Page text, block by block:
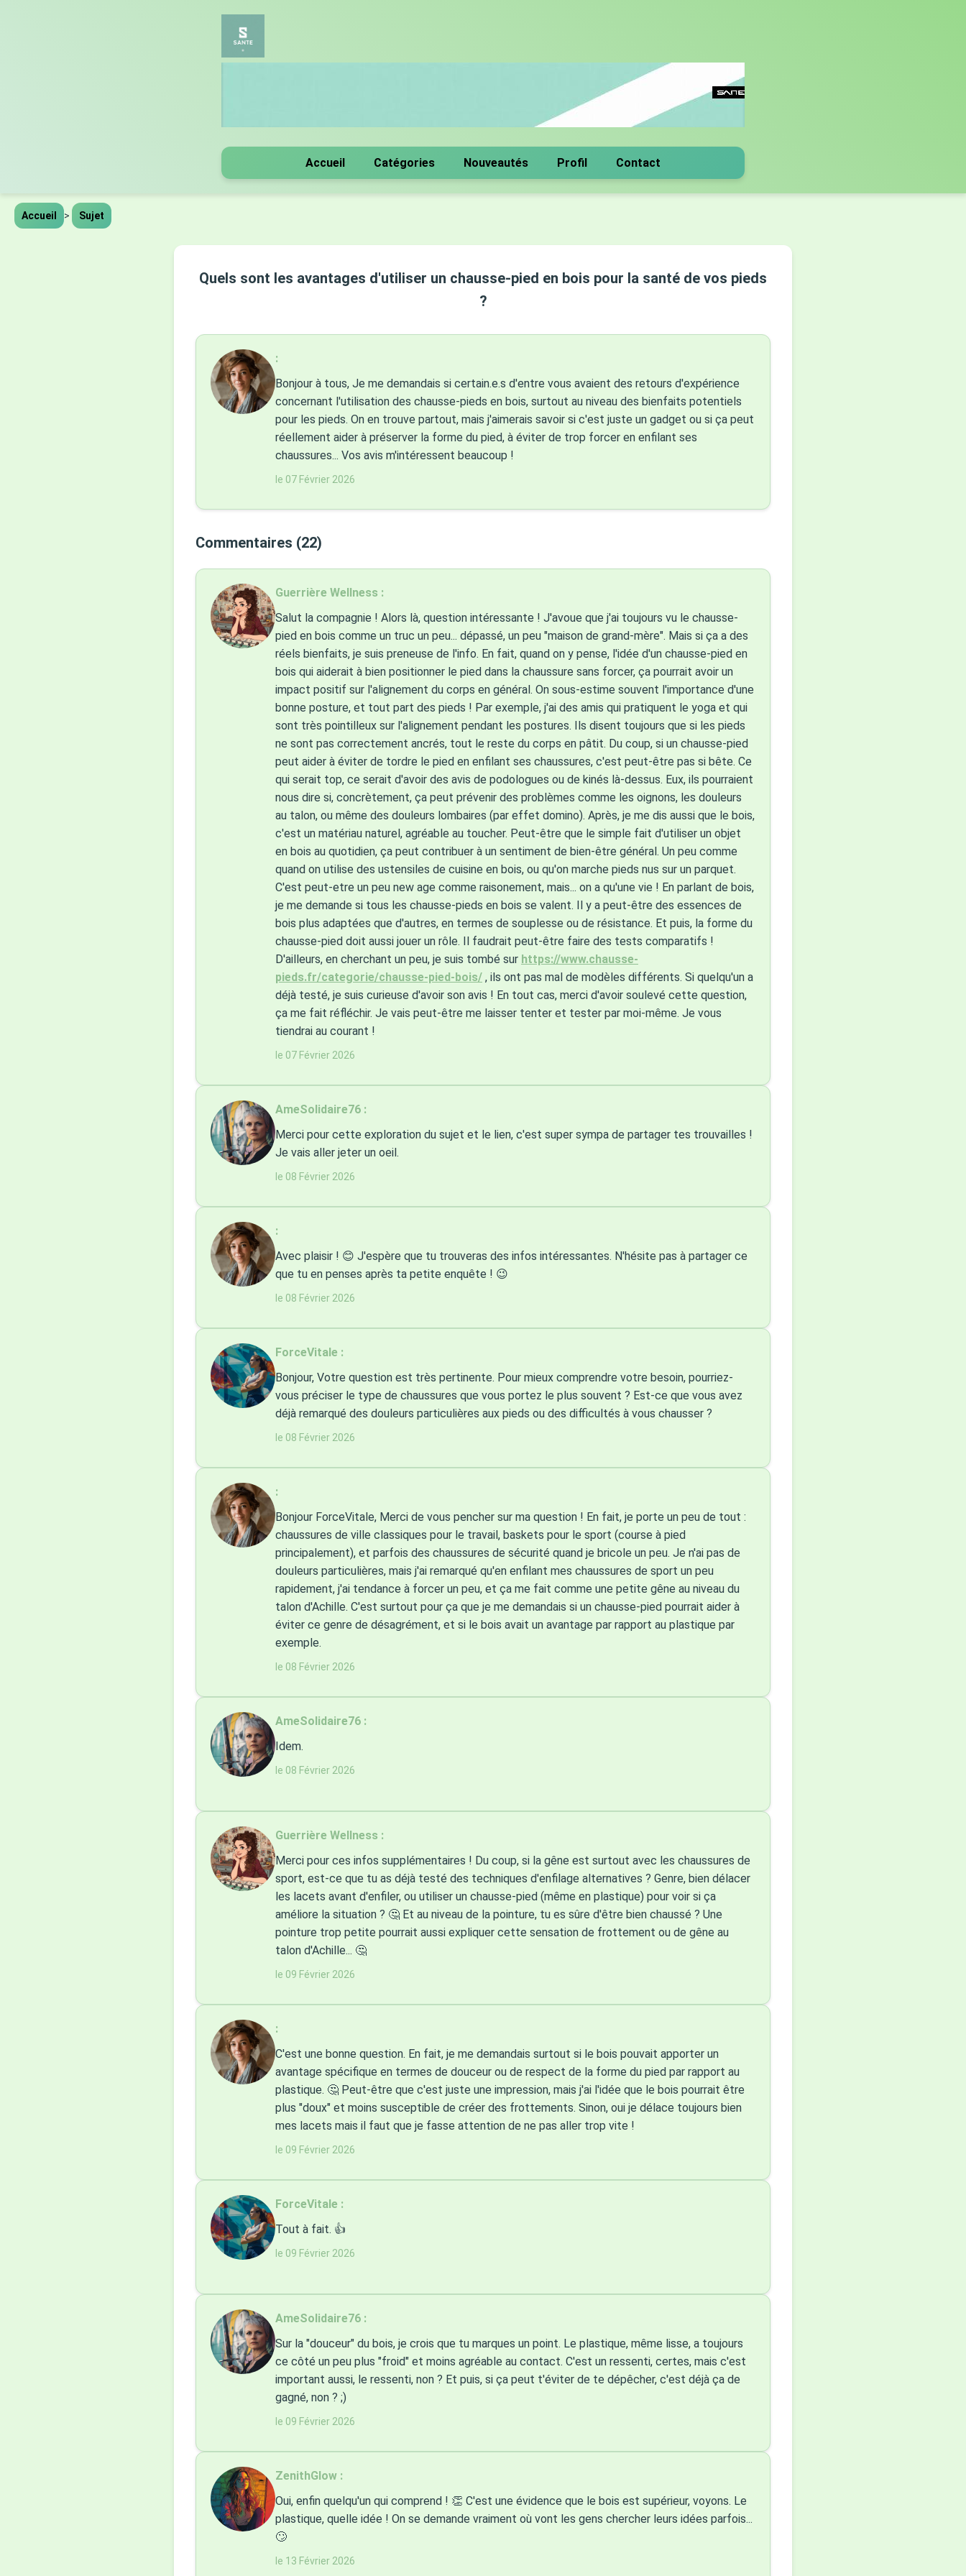
Accueil Catégories Nouveautés Profil Contact
Accueil > Sujet
Quels sont les avantages d'utiliser un chausse-pied en bois pour la santé de vos pieds
?
:
Bonjour à tous, Je me demandais si certain.e.s d'entre vous avaient des retours d'expérience
concernant l'utilisation des chausse-pieds en bois, surtout au niveau des bienfaits potentiels
pour les pieds. On en trouve partout, mais j'aimerais savoir si c'est juste un gadget ou si ça peut
réellement aider à préserver la forme du pied, à éviter de trop forcer en enfilant ses
chaussures... Vos avis m'intéressent beaucoup !
le 07 Février 2026
Commentaires (22)
Guerrière Wellness :
Salut la compagnie ! Alors là, question intéressante ! J'avoue que j'ai toujours vu le chausse-
pied en bois comme un truc un peu... dépassé, un peu "maison de grand-mère". Mais si ça a des
réels bienfaits, je suis preneuse de l'info. En fait, quand on y pense, l'idée d'un chausse-pied en
bois qui aiderait à bien positionner le pied dans la chaussure sans forcer, ça pourrait avoir un
impact positif sur l'alignement du corps en général. On sous-estime souvent l'importance d'une
bonne posture, et tout part des pieds ! Par exemple, j'ai des amis qui pratiquent le yoga et qui
sont très pointilleux sur l'alignement pendant les postures. Ils disent toujours que si les pieds
ne sont pas correctement ancrés, tout le reste du corps en pâtit. Du coup, si un chausse-pied
peut aider à éviter de tordre le pied en enfilant ses chaussures, c'est peut-être pas si bête. Ce
qui serait top, ce serait d'avoir des avis de podologues ou de kinés là-dessus. Eux, ils pourraient
nous dire si, concrètement, ça peut prévenir des problèmes comme les oignons, les douleurs
au talon, ou même des douleurs lombaires (par effet domino). Après, je me dis aussi que le bois,
c'est un matériau naturel, agréable au toucher. Peut-être que le simple fait d'utiliser un objet
en bois au quotidien, ça peut contribuer à un sentiment de bien-être général. Un peu comme
quand on utilise des ustensiles de cuisine en bois, ou qu'on marche pieds nus sur un parquet.
C'est peut-etre un peu new age comme raisonement, mais... on a qu'une vie ! En parlant de bois,
je me demande si tous les chausse-pieds en bois se valent. Il y a peut-être des essences de
bois plus adaptées que d'autres, en termes de souplesse ou de résistance. Et puis, la forme du
chausse-pied doit aussi jouer un rôle. Il faudrait peut-être faire des tests comparatifs !
D'ailleurs, en cherchant un peu, je suis tombé sur https://www.chausse-
pieds.fr/categorie/chausse-pied-bois/ , ils ont pas mal de modèles différents. Si quelqu'un a
déjà testé, je suis curieuse d'avoir son avis ! En tout cas, merci d'avoir soulevé cette question,
ça me fait réfléchir. Je vais peut-être me laisser tenter et tester par moi-même. Je vous
tiendrai au courant !
le 07 Février 2026
AmeSolidaire76 :
Merci pour cette exploration du sujet et le lien, c'est super sympa de partager tes trouvailles !
Je vais aller jeter un oeil.
le 08 Février 2026
:
Avec plaisir ! 😊 J'espère que tu trouveras des infos intéressantes. N'hésite pas à partager ce
que tu en penses après ta petite enquête ! 😉
le 08 Février 2026
ForceVitale :
Bonjour, Votre question est très pertinente. Pour mieux comprendre votre besoin, pourriez-
vous préciser le type de chaussures que vous portez le plus souvent ? Est-ce que vous avez
déjà remarqué des douleurs particulières aux pieds ou des difficultés à vous chausser ?
le 08 Février 2026
:
Bonjour ForceVitale, Merci de vous pencher sur ma question ! En fait, je porte un peu de tout :
chaussures de ville classiques pour le travail, baskets pour le sport (course à pied
principalement), et parfois des chaussures de sécurité quand je bricole un peu. Je n'ai pas de
douleurs particulières, mais j'ai remarqué qu'en enfilant mes chaussures de sport un peu
rapidement, j'ai tendance à forcer un peu, et ça me fait comme une petite gêne au niveau du
talon d'Achille. C'est surtout pour ça que je me demandais si un chausse-pied pourrait aider à
éviter ce genre de désagrément, et si le bois avait un avantage par rapport au plastique par
exemple.
le 08 Février 2026
AmeSolidaire76 :
Idem.
le 08 Février 2026
Guerrière Wellness :
Merci pour ces infos supplémentaires ! Du coup, si la gêne est surtout avec les chaussures de
sport, est-ce que tu as déjà testé des techniques d'enfilage alternatives ? Genre, bien délacer
les lacets avant d'enfiler, ou utiliser un chausse-pied (même en plastique) pour voir si ça
améliore la situation ? 🤔 Et au niveau de la pointure, tu es sûre d'être bien chaussé ? Une
pointure trop petite pourrait aussi expliquer cette sensation de frottement ou de gêne au
talon d'Achille... 🤔
le 09 Février 2026
:
C'est une bonne question. En fait, je me demandais surtout si le bois pouvait apporter un
avantage spécifique en termes de douceur ou de respect de la forme du pied par rapport au
plastique. 🤔 Peut-être que c'est juste une impression, mais j'ai l'idée que le bois pourrait être
plus "doux" et moins susceptible de créer des frottements. Sinon, oui je délace toujours bien
mes lacets mais il faut que je fasse attention de ne pas aller trop vite !
le 09 Février 2026
ForceVitale :
Tout à fait. 👍
le 09 Février 2026
AmeSolidaire76 :
Sur la "douceur" du bois, je crois que tu marques un point. Le plastique, même lisse, a toujours
ce côté un peu plus "froid" et moins agréable au contact. C'est un ressenti, certes, mais c'est
important aussi, le ressenti, non ? Et puis, si ça peut t'éviter de te dépêcher, c'est déjà ça de
gagné, non ? ;)
le 09 Février 2026
ZenithGlow :
Oui, enfin quelqu'un qui comprend ! 👏 C'est une évidence que le bois est supérieur, voyons. Le
plastique, quelle idée ! On se demande vraiment où vont les gens chercher leurs idées parfois...
🙄
le 13 Février 2026